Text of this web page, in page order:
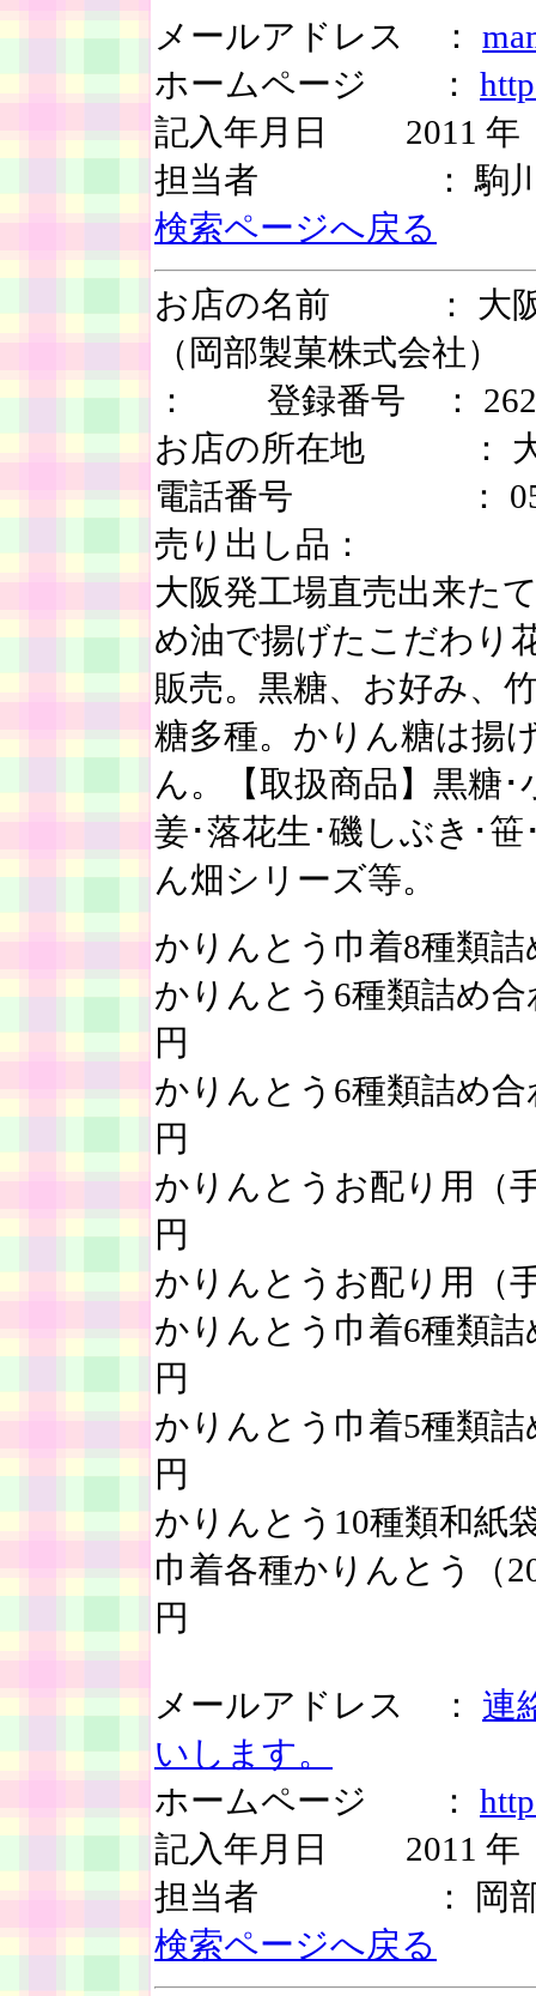
メールアドレス ：
ホームページ ：
記入年月日 2011
担当者 ： 駒川
検索ページへ戻る
お店の名前 ： 大阪
（岡部製菓株式
： 登録番号 ：
お店の所在地 ： 大
電話番号 ： 050-
売り出し品：
大阪発工場直売出来た
め油で揚げたこだわり
販売。黒糖、お好み、
糖多種。かりん糖は揚
ん。【取扱商品】黒糖
姜･落花生･磯しぶき･
ん畑シリーズ等。
かりんとう巾着8種類詰
かりんとう6種類詰め
円
かりんとう6種類詰め
円
かりんとうお配り用（
円
かりんとうお配り用（
かりんとう巾着6種類
円
かりんとう巾着5種類
円
かりんとう10種類和紙
巾着各種かりんとう（
円
メールアドレス ： 連
いします。
ホームページ ：
記入年月日 2011
担当者 ： 岡部
検索ページへ戻る